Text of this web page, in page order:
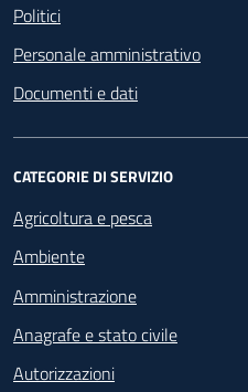
Politici
Personale amministrativo
Documenti e dati
CATEGORIE DI SERVIZIO
Agricoltura e pesca
Ambiente
Amministrazione
Anagrafe e stato civile
Autorizzazioni